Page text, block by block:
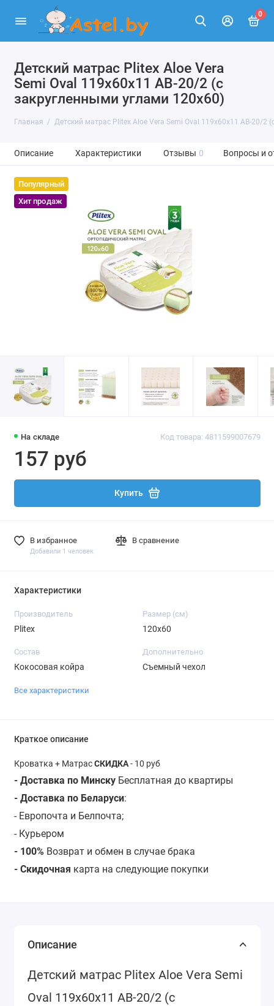
0
Детский матрас Plitex Aloe Vera
Semi Oval 119х60х11 АВ-20/2 (с
закругленными углами 120х60)
Главная Детский матрас Plitex Aloe Vera Semi Oval 119х60х11 АВ-20/2
Описание Характеристики Отзывы 0 Вопросы и
Популярный
Хит продаж
На складе Код товара: 4811599007679
157 руб
Купить
В избранное
Добавили 1 человек
В сравнение
Характеристики
Производитель
Plitex
Размер (см)
120х60
Состав
Кокосовая койра
Дополнительно
Съемный чехол
Все характеристики
Краткое описание
Кроватка + МатрасСКИДКА- 10 руб
- Доставка по МинскуБесплатная до квартиры
- Доставка по Беларуси:
- Европочта и Белпочта;
- Курьером
- 100% Возврат и обмен в случае брака
- Скидочная карта на следующие покупки
Описание
Детский матрас Plitex Aloe Vera Semi
Oval 119х60х11 АВ-20/2 (с